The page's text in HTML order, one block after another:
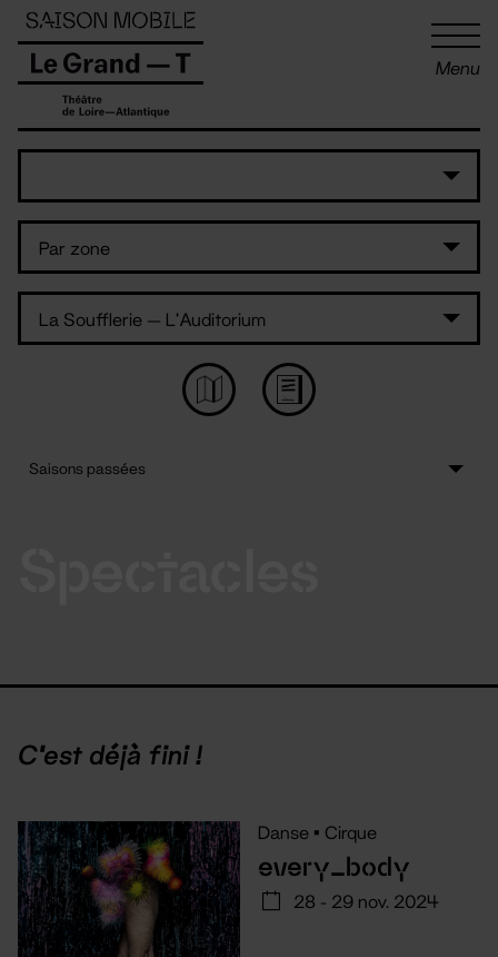
Menu
C'est déjà fini !
Danse • Cirque
every_body
28 - 29 nov. 2024
Panneau de gestion des cookies